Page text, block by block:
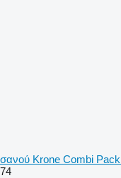
σανού Krone Combi
74